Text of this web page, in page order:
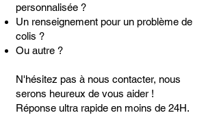
personnalisée ?
Un renseignement pour un problème de
colis ?
Ou autre ?
N'hésitez pas à nous contacter, nous
serons heureux de vous aider !
Réponse ultra rapide en moins de 24H.